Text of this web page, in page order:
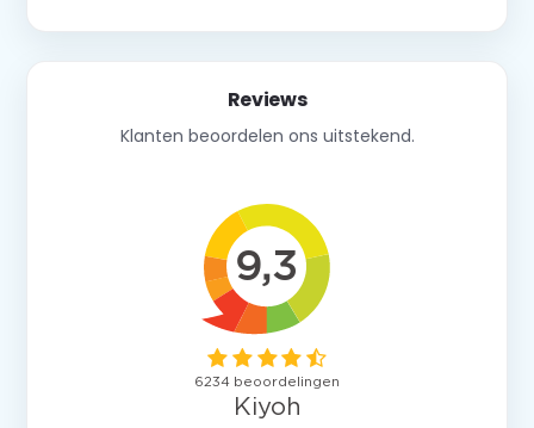
Reviews
Klanten beoordelen ons uitstekend.